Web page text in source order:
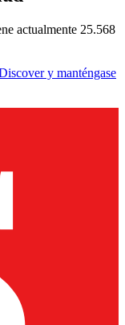
actualmente 25.568
y manténgase